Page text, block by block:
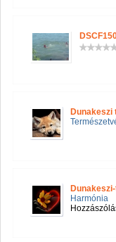
Dunakeszi
Harmónia